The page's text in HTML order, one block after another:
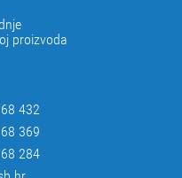
proizvoda
432
369
284